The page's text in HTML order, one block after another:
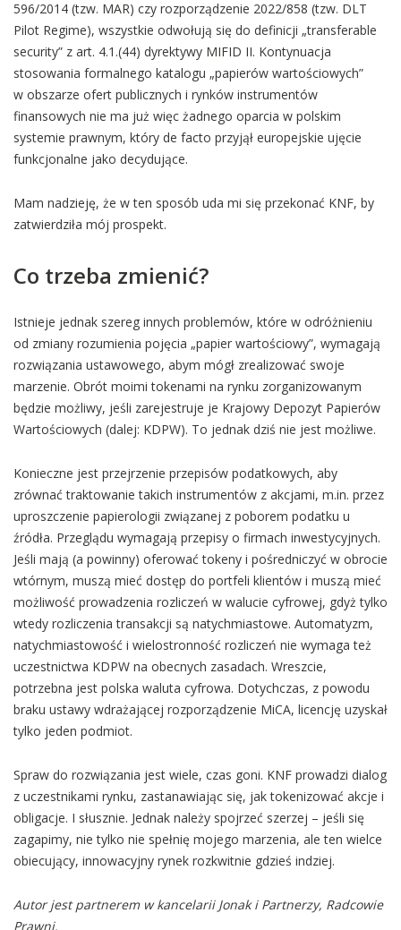
596/2014 (tzw. MAR) czy rozporządzenie 2022/858 (tzw. DLT
Pilot Regime), wszystkie odwołują się do definicji „transferable
security” z art. 4.1.(44) dyrektywy MIFID II. Kontynuacja
stosowania formalnego katalogu „papierów wartościowych”
w obszarze ofert publicznych i rynków instrumentów
finansowych nie ma już więc żadnego oparcia w polskim
systemie prawnym, który de facto przyjął europejskie ujęcie
funkcjonalne jako decydujące.
Mam nadzieję, że w ten sposób uda mi się przekonać KNF, by
zatwierdziła mój prospekt.
Co trzeba zmienić?
Istnieje jednak szereg innych problemów, które w odróżnieniu
od zmiany rozumienia pojęcia „papier wartościowy”, wymagają
rozwiązania ustawowego, abym mógł zrealizować swoje
marzenie. Obrót moimi tokenami na rynku zorganizowanym
będzie możliwy, jeśli zarejestruje je Krajowy Depozyt Papierów
Wartościowych (dalej: KDPW). To jednak dziś nie jest możliwe.
Konieczne jest przejrzenie przepisów podatkowych, aby
zrównać traktowanie takich instrumentów z akcjami, m.in. przez
uproszczenie papierologii związanej z poborem podatku u
źródła. Przeglądu wymagają przepisy o firmach inwestycyjnych.
Jeśli mają (a powinny) oferować tokeny i pośredniczyć w obrocie
wtórnym, muszą mieć dostęp do portfeli klientów i muszą mieć
możliwość prowadzenia rozliczeń w walucie cyfrowej, gdyż tylko
wtedy rozliczenia transakcji są natychmiastowe. Automatyzm,
natychmiastowość i wielostronność rozliczeń nie wymaga też
uczestnictwa KDPW na obecnych zasadach. Wreszcie,
potrzebna jest polska waluta cyfrowa. Dotychczas, z powodu
braku ustawy wdrażającej rozporządzenie MiCA, licencję uzyskał
tylko jeden podmiot.
Spraw do rozwiązania jest wiele, czas goni. KNF prowadzi dialog
z uczestnikami rynku, zastanawiając się, jak tokenizować akcje i
obligacje. I słusznie. Jednak należy spojrzeć szerzej – jeśli się
zagapimy, nie tylko nie spełnię mojego marzenia, ale ten wielce
obiecujący, innowacyjny rynek rozkwitnie gdzieś indziej.
Autor jest partnerem w kancelarii Jonak i Partnerzy, Radcowie
Prawni.